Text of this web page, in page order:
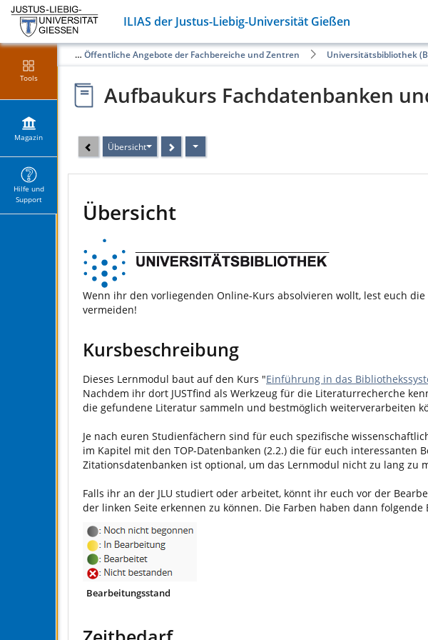
ILIAS der Justus-Liebig-Universität Gießen
Tools
Magazin
Hilfe und
Support
Öffentliche Angebote der Fachbereiche und Zentren Universitätsbibliothek
Aufbaukurs Fachdatenbanken
Übersicht
Übersicht
Wenn ihr den vorliegenden Online-Kurs absolvieren wollt, lest euch
vermeiden!
Kursbeschreibung
Dieses Lernmodul baut auf den Kurs "Einführung in das
Nachdem ihr dort JUSTfind als Werkzeug für die Literaturrecherche
die gefundene Literatur sammeln und bestmöglich weiterverarbeiten
Je nach euren Studienfächern sind für euch spezifische
im Kapitel mit den TOP-Datenbanken (2.2.) die für euch
Zitationsdatenbanken ist optional, um das Lernmodul nicht zu lang zu
Falls ihr an der JLU studiert oder arbeitet, könnt ihr euch vor der
der linken Seite erkennen zu können. Die Farben haben dann folgende
Bearbeitungsstand